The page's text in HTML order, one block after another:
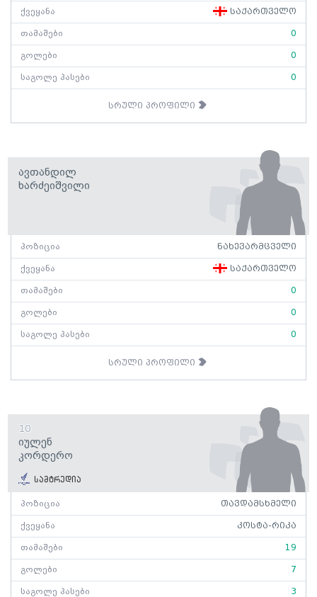
ქვეყანა საქართველო
თამაშები 0
გოლები 0
საგოლე პასები 0
სრული პროფილი
Ავთანდილ
Ხარძეიშვილი
პოზიცია ნახევარმცველი
ქვეყანა საქართველო
თამაშები 0
გოლები 0
საგოლე პასები 0
სრული პროფილი
10
Იულენ
Კორდერო
სამტრედია
პოზიცია თავდამსხმელი
ქვეყანა კოსტა-რიკა
თამაშები 19
გოლები 7
საგოლე პასები 3